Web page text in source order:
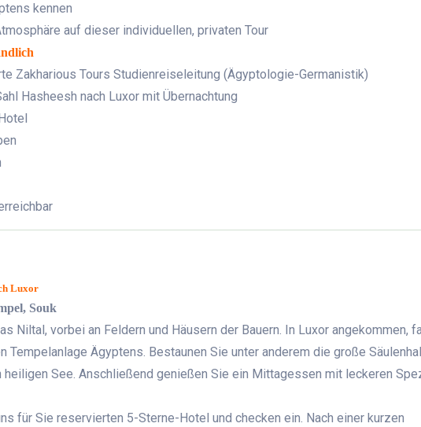
kennen
auf dieser individuellen, privaten Tour
Zakharious Tours Studienreiseleitung (Ägyptologie-Germanistik)
Hasheesh nach Luxor mit Übernachtung
Luxor
Souk
Niltal, vorbei an Feldern und Häusern der Bauern. In Luxor angekommen,
Tempelanlage Ägyptens. Bestaunen Sie unter anderem die große
heiligen See. Anschließend genießen Sie ein Mittagessen mit leckeren
für Sie reservierten 5-Sterne-Hotel und checken ein. Nach einer kurzen